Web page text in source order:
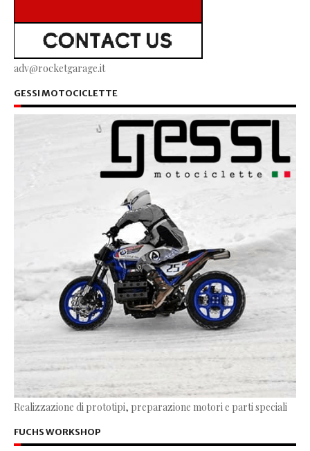
adv@rocketgarage.it
GESSI MOTOCICLETTE
Realizzazione di prototipi, preparazione motori e parti speciali
FUCHS WORKSHOP